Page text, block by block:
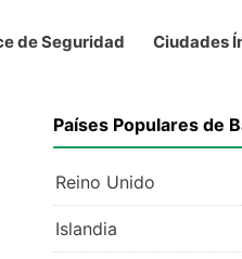
de Seguridad Ciudades
Países Populares de
Reino Unido
Islandia